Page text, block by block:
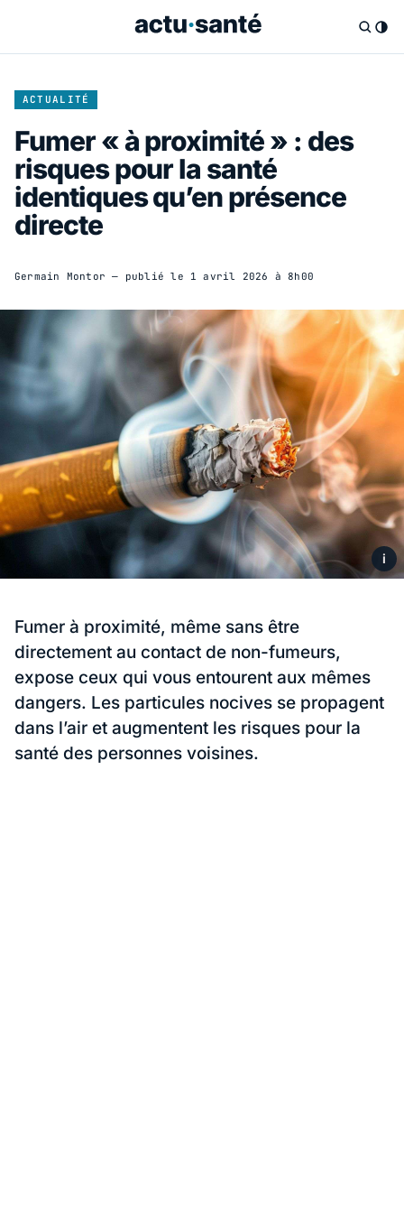
ACTUALITÉ
Fumer « à proximité » : des
risques pour la santé
identiques qu’en présence
directe
Germain Montor — publié le 1 avril 2026 à 8h00
i
Fumer à proximité, même sans être
directement au contact de non-fumeurs,
expose ceux qui vous entourent aux mêmes
dangers. Les particules nocives se propagent
dans l’air et augmentent les risques pour la
santé des personnes voisines.